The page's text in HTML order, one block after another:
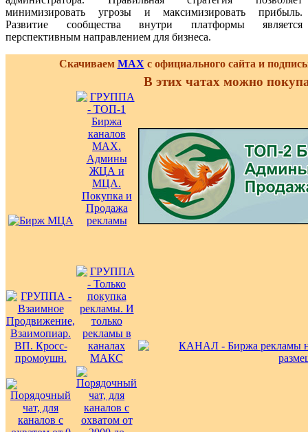
минимизировать угрозы и максимизировать прибыль.
Развитие сообщества внутри платформы является
перспективным направлением для бизнеса.
Скачиваем MAX с официального сайта и
В этих чатах можно